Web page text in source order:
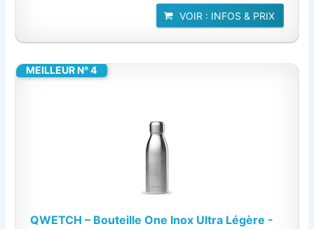
VOIR : INFOS & PRIX
MEILLEUR N° 4
QWETCH – Bouteille One Inox Ultra Légère -